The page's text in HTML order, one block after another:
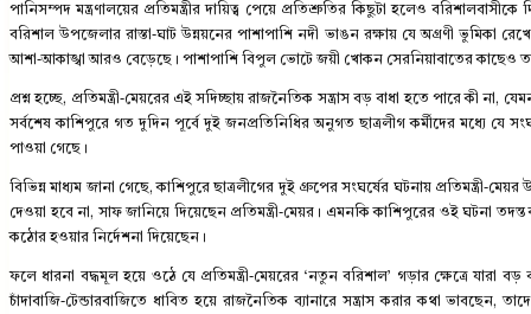
পানিসম্পদ মন্ত্রণালয়ের প্রতিমন্ত্রীর দায়িত্ব পেয়ে প্রতিশ্রুতির কিছুটা হলেও
বরিশাল উপজেলার রাস্তা-ঘাট উন্নয়নের পাশাপাশি নদী ভাঙন রক্ষায় যে অগ্রণী
আশা-আকাঙ্খা আরও বেড়েছে। পাশাপাশি বিপুল ভোটে জয়ী খোকন সেরনিয়াবাতের কাছেও
প্রশ্ন হচ্ছে, প্রতিমন্ত্রী-মেয়রের এই সদিচ্ছায় রাজনৈতিক সন্ত্রাস বড় বাধা হতে পারে কী
সর্বশেষ কাশিপুরে গত দুদিন পূর্বে দুই জনপ্রতিনিধির অনুগত ছাত্রলীগ কর্মীদের মধ্যে যে
পাওয়া গেছে।
বিভিন্ন মাধ্যম জানা গেছে, কাশিপুরে ছাত্রলীগের দুই গ্রুপের সংঘর্ষের ঘটনায় প্রতিমন্ত্রী-
দেওয়া হবে না, সাফ জানিয়ে দিয়েছেন প্রতিমন্ত্রী-মেয়র। এমনকি কাশিপুরের ওই ঘটনা
কঠোর হওয়ার নির্দেশনা দিয়েছেন।
ফলে ধারনা বদ্ধমূল হয়ে ওঠে যে প্রতিমন্ত্রী-মেয়রের ‘নতুন বরিশাল’ গড়ার ক্ষেত্রে যারা
চাঁদাবাজি-টেন্ডারবাজিতে ধাবিত হয়ে রাজনৈতিক ব্যানারে সন্ত্রাস করার কথা ভাবছেন,